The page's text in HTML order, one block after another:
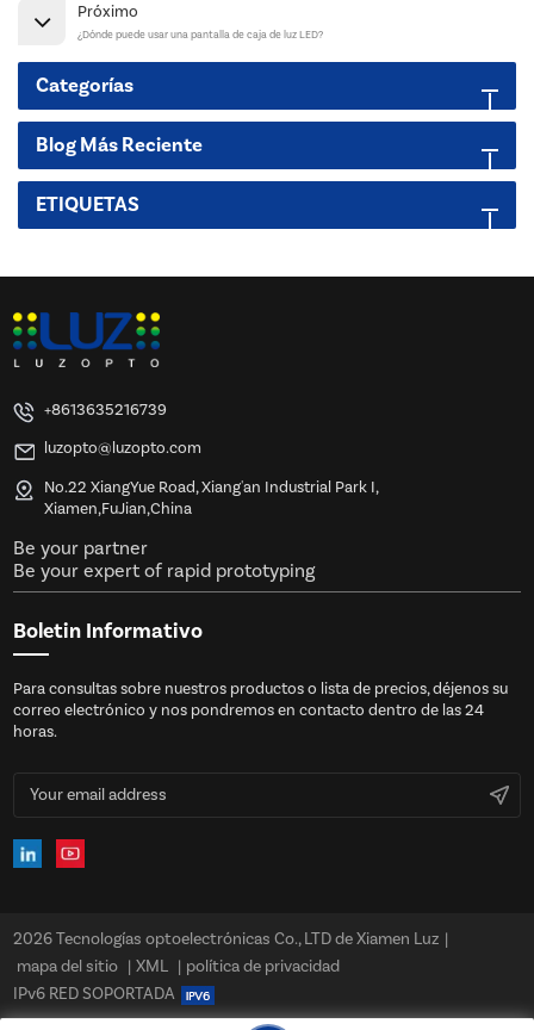
Próximo
¿Dónde puede usar una pantalla de caja de luz LED?
Categorías
Blog Más Reciente
ETIQUETAS
+8613635216739
luzopto@luzopto.com
No.22 XiangYue Road, Xiang'an Industrial Park I,
Xiamen,FuJian,China
Be your partner
Be your expert of rapid prototyping
Boletin Informativo
Para consultas sobre nuestros productos o lista de precios, déjenos su
correo electrónico y nos pondremos en contacto dentro de las 24
horas.
2026 Tecnologías optoelectrónicas Co., LTD de Xiamen Luz |
mapa del sitio | XML | política de privacidad
IPv6 RED SOPORTADA